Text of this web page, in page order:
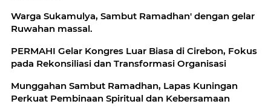
Warga Sukamulya, Sambut Ramadhan' dengan gelar
Ruwahan massal.
PERMAHI Gelar Kongres Luar Biasa di Cirebon, Fokus
pada Rekonsiliasi dan Transformasi Organisasi
Munggahan Sambut Ramadhan, Lapas Kuningan
Perkuat Pembinaan Spiritual dan Kebersamaan